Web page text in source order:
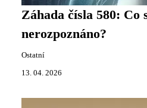
Záhada čísla 580: Co
nerozpoznáno?
Ostatní
13. 04. 2026